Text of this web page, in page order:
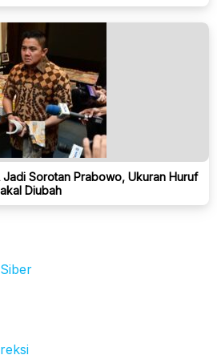
Jadi Sorotan Prabowo, Ukuran Huruf
Diubah